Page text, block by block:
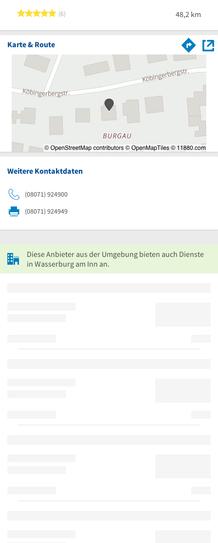
5 von 5 Sternen
6 48,2 km
Karte & Route
Weitere Kontaktdaten
(08071) 924900
(08071) 924949
Diese Anbieter aus der Umgebung bieten auch Dienste
in Wasserburg am Inn an.